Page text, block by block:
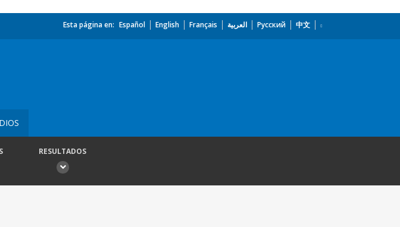
Esta página en: Español English Français العربية Русский 中文
RESULTADOS